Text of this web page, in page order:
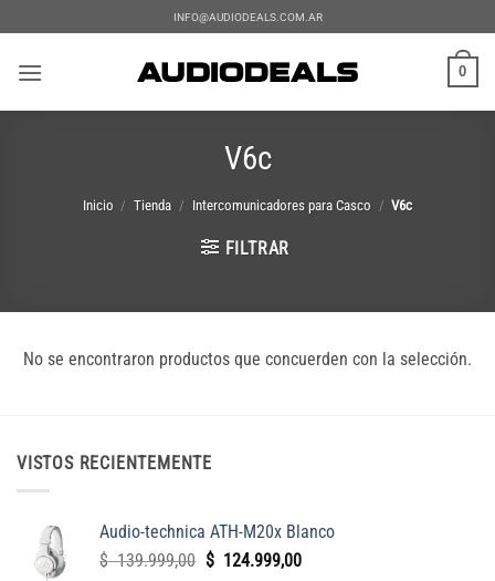
al
contenido
INFO@AUDIODEALS.COM.AR
0
V6c
Inicio / Tienda / Intercomunicadores para Casco / V6c
FILTRAR
No se encontraron productos que concuerden con la selección.
VISTOS RECIENTEMENTE
Audio-technica ATH-M20x Blanco
$139.999,00 El
$ 124.999,00El